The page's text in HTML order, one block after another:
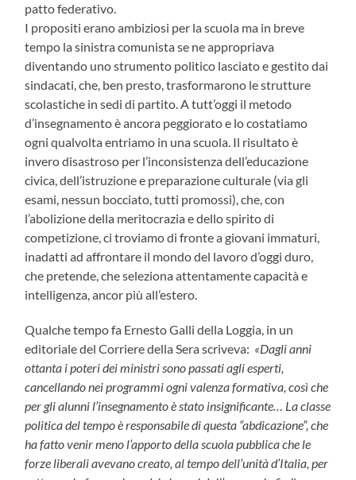
patto federativo.
I propositi erano ambiziosi per la scuola ma in breve
tempo la sinistra comunista se ne appropriava
diventando uno strumento politico lasciato e gestito dai
sindacati, che, ben presto, trasformarono le strutture
scolastiche in sedi di partito. A tutt’oggi il metodo
d’insegnamento è ancora peggiorato e lo costatiamo
ogni qualvolta entriamo in una scuola. Il risultato è
invero disastroso per l’inconsistenza dell’educazione
civica, dell’istruzione e preparazione culturale (via gli
esami, nessun bocciato, tutti promossi), che, con
l’abolizione della meritocrazia e dello spirito di
competizione, ci troviamo di fronte a giovani immaturi,
inadatti ad affrontare il mondo del lavoro d’oggi duro,
che pretende, che seleziona attentamente capacità e
intelligenza, ancor più all’estero.
Qualche tempo fa Ernesto Galli della Loggia, in un
editoriale del Corriere della Sera scriveva: «Dagli anni
ottanta i poteri dei ministri sono passati agli esperti,
cancellando nei programmi ogni valenza formativa, così che
per gli alunni l’insegnamento è stato insignificante… La classe
politica del tempo è responsabile di questa “abdicazione”, che
ha fatto venir meno l’apporto della scuola pubblica che le
forze liberali avevano creato, al tempo dell’unità d’Italia, per